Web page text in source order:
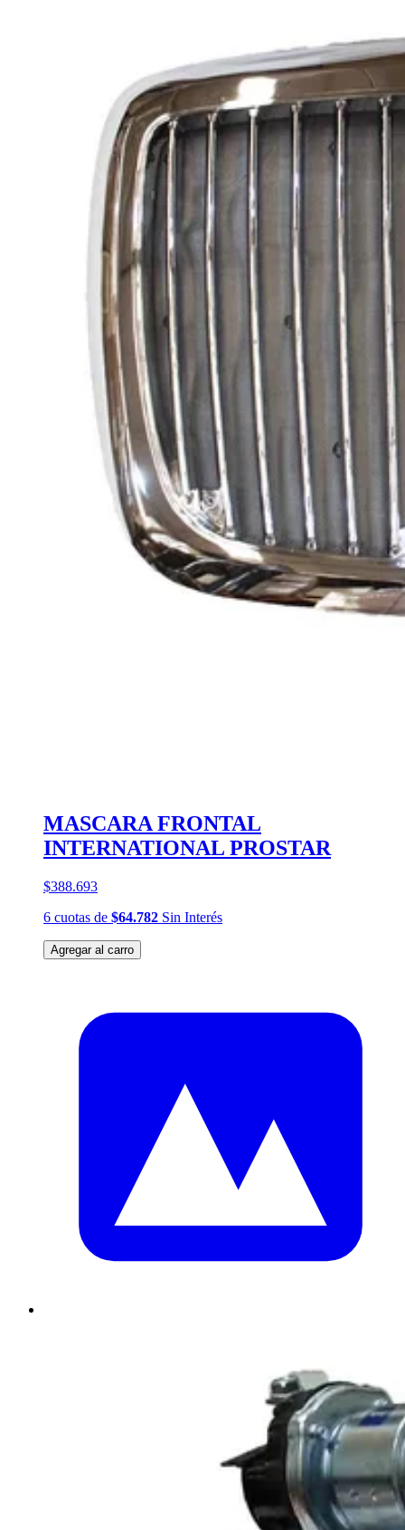
MASCARA FRONTAL
INTERNATIONAL PROSTAR
$388.693
6 cuotas de $64.782 Sin Interés
Agregar al carro